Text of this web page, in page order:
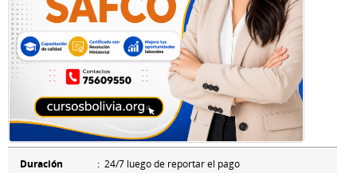
Duración : 24/7 luego de reportar el pago